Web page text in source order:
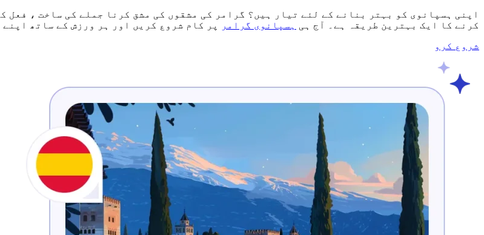
اپنی ہسپانوی کو بہتر بنانے کے لئے تیار ہیں؟ گرامر کی مشقوں کی مشق کرنا جملے کی ساخت ،
کرنے کا ایک بہترین طریقہ ہے۔ آج ہی ہسپانوی گرامر
پر کام شروع کریں اور ہر ورزش کے ساتھ
شروع کرو